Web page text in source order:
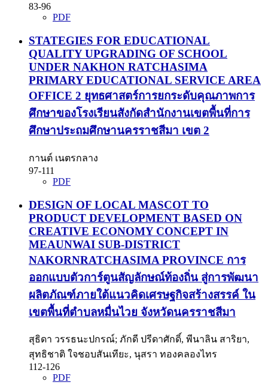
83-96
PDF
STATEGIES FOR EDUCATIONAL
QUALITY UPGRADING OF SCHOOL
UNDER NAKHON RATCHASIMA
PRIMARY EDUCATIONAL SERVICE AREA
OFFICE 2 ยุทธศาสตร์การยกระดับคุณภาพการ
ศึกษาของโรงเรียนสังกัดสำนักงานเขตพื้นที่การ
ศึกษาประถมศึกษานครราชสีมา เขต 2
กานต์ เนตรกลาง
97-111
PDF
DESIGN OF LOCAL MASCOT TO
PRODUCT DEVELOPMENT BASED ON
CREATIVE ECONOMY CONCEPT IN
MEAUNWAI SUB-DISTRICT
NAKORNRATCHASIMA PROVINCE การ
ออกแบบตัวการ์ตูนสัญลักษณ์ท้องถิ่น สู่การพัฒนา
ผลิตภัณฑ์ภายใต้แนวคิดเศรษฐกิจสร้างสรรค์ ใน
เขตพื้นที่ตำบลหมื่นไวย จังหวัดนครราชสีมา
สุธิดา วรรธนะปกรณ์; ภักดี ปรีดาศักดิ์, พีนาลิน สาริยา,
สุทธิชาติ ใจชอบสันเทียะ, นุสรา ทองคลองไทร
112-126
PDF